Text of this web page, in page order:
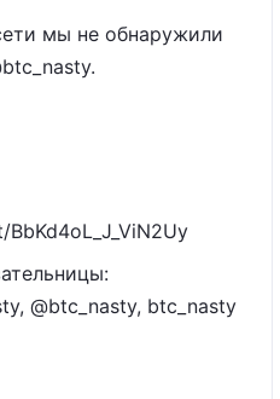
мы не обнаружили
@btc_nasty, btc_nasty